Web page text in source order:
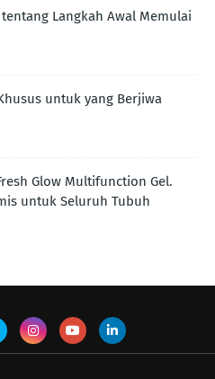
Langkah Awal Memulai
untuk yang Berjiwa
Glow Multifunction Gel.
untuk Seluruh Tubuh